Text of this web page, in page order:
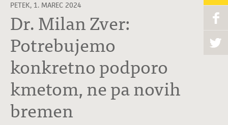
PETEK, 1. MAREC 2024
Dr. Milan Zver:
Potrebujemo
konkretno podporo
kmetom, ne pa novih
bremen